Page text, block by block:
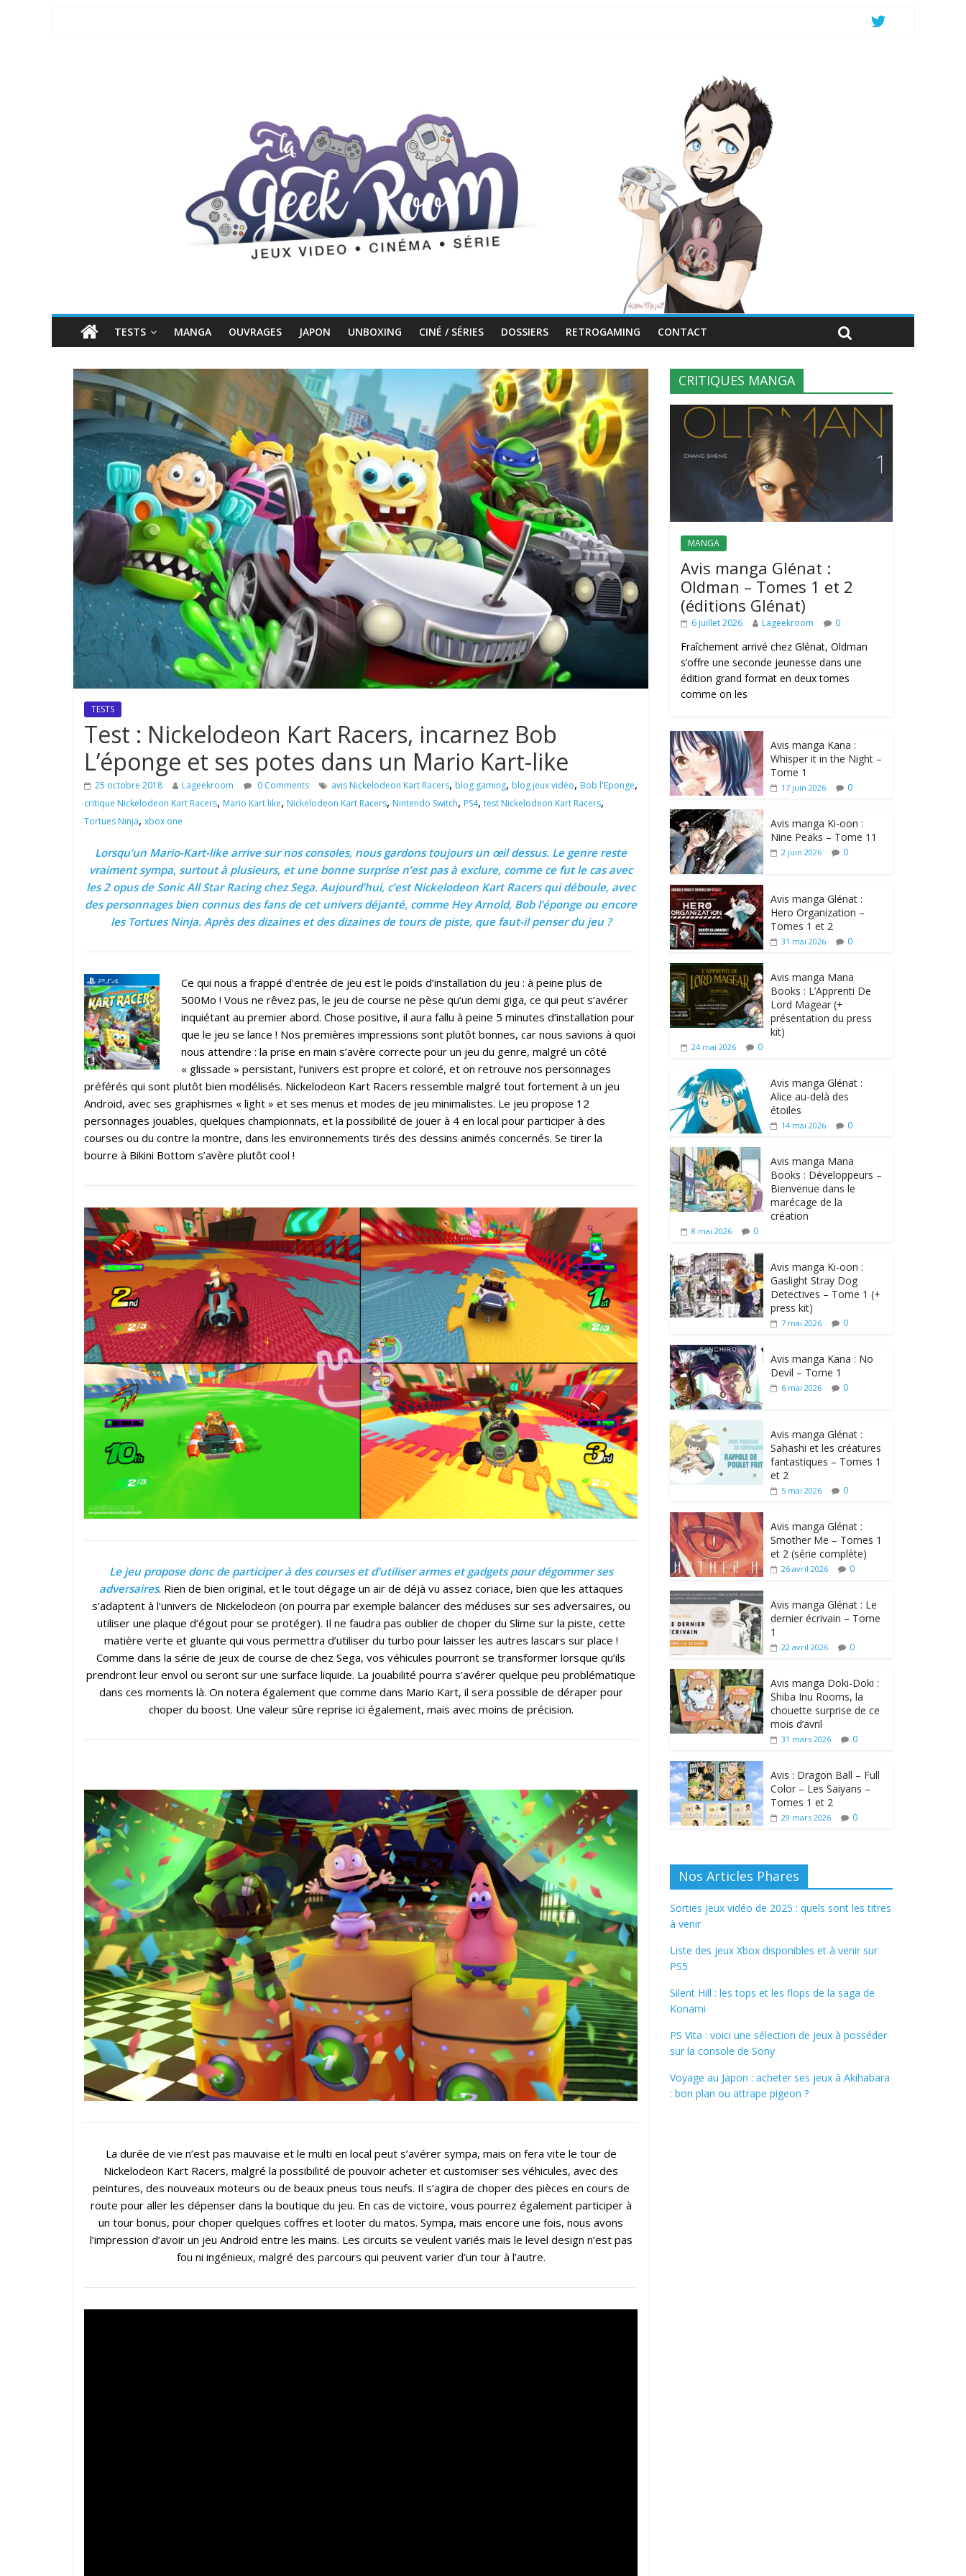
TESTS MANGA OUVRAGES JAPON UNBOXING CINÉ / SÉRIES DOSSIERS RETROGAMING CONTACT
TESTS
Test : Nickelodeon Kart Racers, incarnez Bob
L’éponge et ses potes dans un Mario Kart-like
25 octobre 2018 Lageekroom 0 Comments avis Nickelodeon Kart Racers, blog gaming, blog jeux vidéo, Bob l'Eponge,
critique Nickelodeon Kart Racers, Mario Kart like, Nickelodeon Kart Racers, Nintendo Switch, PS4, test Nickelodeon Kart Racers,
Tortues Ninja, xbox one
Lorsqu’un Mario-Kart-like arrive sur nos consoles, nous gardons toujours un œildessus. Le genre reste
vraiment sympa, surtout à plusieurs, et une bonne surprise n’est pas à exclure, comme ce fut le cas avec
les 2 opus de Sonic All Star Racing chez Sega. Aujourd’hui, c’est Nickelodeon Kart Racers qui déboule, avec
des personnages bien connus des fans de cet univers déjanté, comme Hey Arnold, Bob l’épongeou encore
les Tortues Ninja. Après des dizaines et des dizaines de tours de piste, que faut-il penser du jeu ?
Ce qui nous a frappé d’entrée de jeu est le poids d’installation du jeu : à peine plus de
500Mo ! Vous ne rêvez pas, le jeu de course ne pèse qu’un demi giga, ce qui peut s’avérer
inquiétant au premier abord. Chose positive, il aura fallu à peine 5 minutes d’installation pour
que le jeu se lance ! Nos premières impressions sont plutôt bonnes, car nous savions à quoi
nous attendre : la prise en main s’avère correcte pour un jeu du genre, malgré un côté
« glissade » persistant, l’univers est propre et coloré, et on retrouve nos personnages
préférés qui sont plutôt bien modélisés. Nickelodeon Kart Racers ressemble malgré tout fortement à un jeu
Android, avec ses graphismes « light » et ses menus et modes de jeu minimalistes. Le jeu propose 12
personnages jouables, quelques championnats, et la possibilité de jouer à 4 en local pour participer à des
courses ou du contre la montre, dans les environnements tirés des dessins animés concernés. Se tirer la
bourre à Bikini Bottom s’avère plutôt cool !
Le jeu propose donc de participer à des courses et d’utiliser armes et gadgets pour dégommer ses
adversaires. Rien de bien original, et le tout dégage un air de déjà vu assez coriace, bien que les attaques
s’adaptent à l’univers de Nickelodeon (on pourra par exemple balancer des méduses sur ses adversaires, ou
utiliser une plaque d’égout pour se protéger). Il ne faudra pas oublier de choper du Slime sur la piste, cette
matière verte et gluante qui vous permettra d’utiliser du turbo pour laisser les autres lascars sur place !
Comme dans la série de jeux de course de chez Sega, vos véhicules pourront se transformer lorsque qu’ils
prendront leur envol ou seront sur une surface liquide. La jouabilité pourra s’avérer quelque peu problématique
dans ces moments là. On notera également que comme dans Mario Kart, il sera possible de déraper pour
choper du boost. Une valeur sûre reprise ici également, mais avec moins de précision.
La durée de vie n’est pas mauvaise et le multi en local peut s’avérer sympa, mais on fera vite le tour de
Nickelodeon Kart Racers, malgré la possibilité de pouvoir acheter et customiser ses véhicules, avec des
peintures, des nouveaux moteurs ou de beaux pneus tous neufs. Il s’agira de choper des pièces en cours de
route pour aller les dépenser dans la boutique du jeu. En cas de victoire, vous pourrez également participer à
un tour bonus, pour choper quelques coffres et looter du matos. Sympa, mais encore une fois, nous avons
l’impression d’avoir un jeu Android entre les mains. Les circuits se veulent variés mais le level design n’est pas
fou ni ingénieux, malgré des parcours qui peuvent varier d’un tour à l’autre.
CRITIQUES MANGA
MANGA
Avis manga Glénat :
Oldman – Tomes 1 et 2
(éditions Glénat)
6 juillet 2026 Lageekroom 0
Fraîchement arrivé chez Glénat, Oldman
s’offre une seconde jeunesse dans une
édition grand format en deux tomes
comme on les
Avis manga Kana :
Whisper it in the Night –
Tome 1
17 juin 2026 0
Avis manga Ki-oon :
Nine Peaks – Tome 11
2 juin 2026 0
Avis manga Glénat :
Hero Organization –
Tomes 1 et 2
31 mai 2026 0
Avis manga Mana
Books : L’Apprenti De
Lord Magear (+
présentation du press
kit)
24 mai 2026 0
Avis manga Glénat :
Alice au-delà des
étoiles
14 mai 2026 0
Avis manga Mana
Books : Développeurs –
Bienvenue dans le
marécage de la
création
8 mai 2026 0
Avis manga Ki-oon :
Gaslight Stray Dog
Detectives – Tome 1 (+
press kit)
7 mai 2026 0
Avis manga Kana : No
Devil – Tome 1
6 mai 2026 0
Avis manga Glénat :
Sahashi et les créatures
fantastiques – Tomes 1
et 2
5 mai 2026 0
Avis manga Glénat :
Smother Me – Tomes 1
et 2 (série complète)
26 avril 2026 0
Avis manga Glénat : Le
dernier écrivain – Tome
1
22 avril 2026 0
Avis manga Doki-Doki :
Shiba Inu Rooms, la
chouette surprise de ce
mois d’avril
31 mars 2026 0
Avis : Dragon Ball – Full
Color – Les Saiyans –
Tomes 1 et 2
29 mars 2026 0
Nos Articles Phares
Sorties jeux vidéo de 2025 : quels sont les titres
à venir
Liste des jeux Xbox disponibles et à venir sur
PS5
Silent Hill : les tops et les flops de la saga de
Konami
PS Vita : voici une sélection de jeux à posséder
sur la console de Sony
Voyage au Japon : acheter ses jeux à Akihabara
: bon plan ou attrape pigeon ?